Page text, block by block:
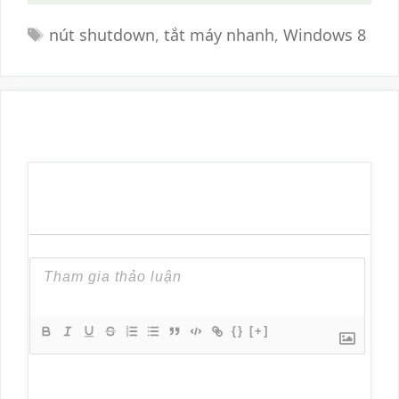
Tags
nút shutdown, tắt máy nhanh, Windows 8
{} [+]